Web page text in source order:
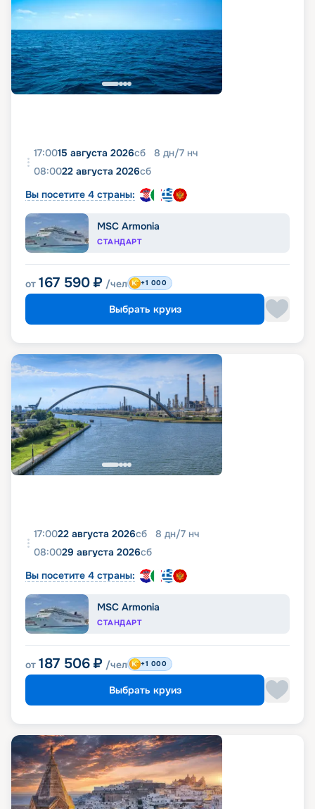
17:0015 августа 2026сб 8 дн/7 нч
08:0022 августа 2026сб
Вы посетите 4 страны:
MSC Armonia
СТАНДАРТ
от 167 590 ₽ /чел +1 000
Выбрать круиз
17:0022 августа 2026сб 8 дн/7 нч
08:0029 августа 2026сб
Вы посетите 4 страны:
MSC Armonia
СТАНДАРТ
от 187 506 ₽ /чел +1 000
Выбрать круиз